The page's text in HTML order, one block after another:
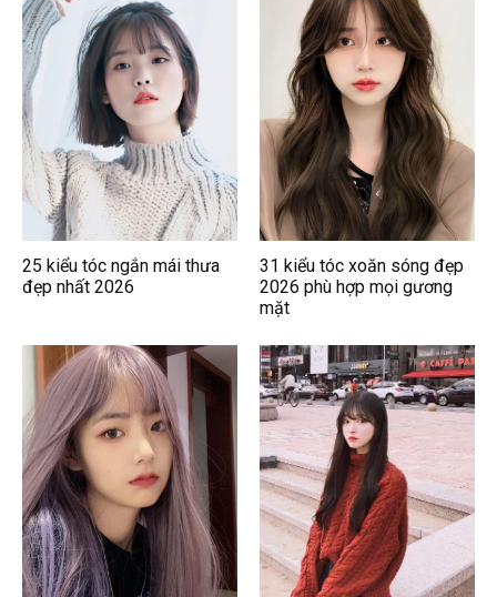
25 kiểu tóc ngắn mái thưa
đẹp nhất 2026
31 kiểu tóc xoăn sóng đẹp
2026 phù hợp mọi gương
mặt